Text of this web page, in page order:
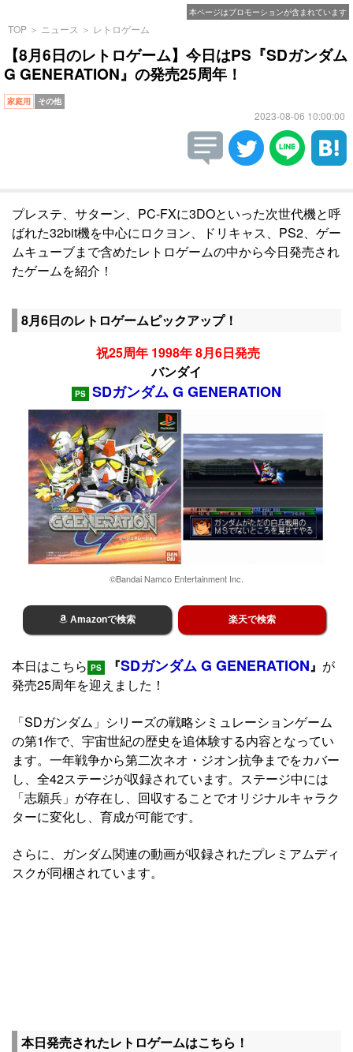
本ページはプロモーションが含まれています
TOP ＞ ニュース ＞ レトロゲーム
【8月6日のレトロゲーム】今日はPS『SDガンダム
G GENERATION』の発売25周年！
家庭用 その他
2023-08-06 10:00:00
プレステ、サターン、PC-FXに3DOといった次世代機と呼
ばれた32bit機を中心にロクヨン、ドリキャス、PS2、ゲー
ムキューブまで含めたレトロゲームの中から今日発売され
たゲームを紹介！
8月6日のレトロゲームピックアップ！
祝25周年 1998年 8月6日発売
バンダイ
PS SDガンダム G GENERATION
©Bandai Namco Entertainment Inc.
Amazonで検索 楽天で検索
本日はこちら PS 『SDガンダム G GENERATION』 が
発売25周年を迎えました！
「SDガンダム」シリーズの戦略シミュレーションゲーム
の第1作で、宇宙世紀の歴史を追体験する内容となってい
ます。一年戦争から第二次ネオ・ジオン抗争までをカバー
し、全42ステージが収録されています。ステージ中には
「志願兵」が存在し、回収することでオリジナルキャラク
ターに変化し、育成が可能です。
さらに、ガンダム関連の動画が収録されたプレミアムディ
スクが同梱されています。
本日発売されたレトロゲームはこちら！